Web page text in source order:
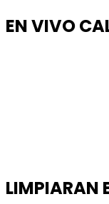
EN VIVO
LIMPIARAN